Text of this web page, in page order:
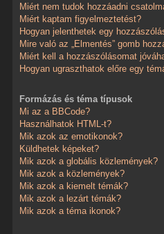
Miért nem tudok hozzáadni
Miért kaptam figyelmeztetést?
Hogyan jelenthetek egy
Mire való az „Elmentés” gomb
Miért kell a hozzászólásomat
Hogyan ugraszthatok előre egy
Formázás és téma típusok
Mi az a BBCode?
Használhatok HTML-t?
Mik azok az emotikonok?
Küldhetek képeket?
Mik azok a globális közlemények?
Mik azok a közlemények?
Mik azok a kiemelt témák?
Mik azok a lezárt témák?
Mik azok a téma ikonok?